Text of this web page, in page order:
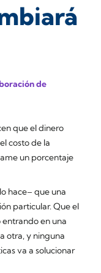
de
que el dinero
costo de la
un porcentaje
hace– que una
particular. Que el
en una
otra, y ninguna
va a solucionar